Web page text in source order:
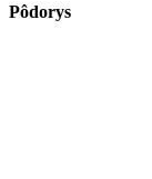
Pôdorys